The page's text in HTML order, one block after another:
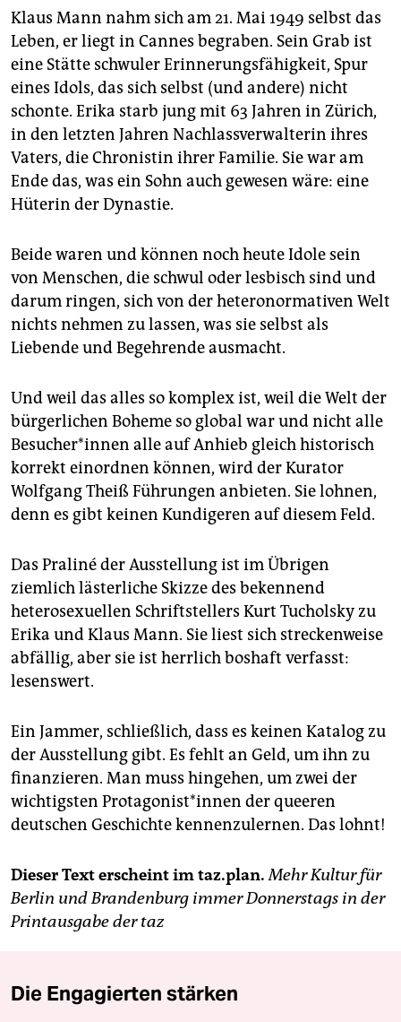
Klaus Mann nahm sich am 21. Mai 1949 selbst das
Leben, er liegt in Cannes begraben. Sein Grab ist
eine Stätte schwuler Erinnerungsfähigkeit, Spur
eines Idols, das sich selbst (und andere) nicht
schonte. Erika starb jung mit 63 Jahren in Zürich,
in den letzten Jahren Nachlassverwalterin ihres
Vaters, die Chronistin ihrer Familie. Sie war am
Ende das, was ein Sohn auch gewesen wäre: eine
Hüterin der Dynastie.
Beide waren und können noch heute Idole sein
von Menschen, die schwul oder lesbisch sind und
darum ringen, sich von der heteronormativen Welt
nichts nehmen zu lassen, was sie selbst als
Liebende und Begehrende ausmacht.
Und weil das alles so komplex ist, weil die Welt der
bürgerlichen Boheme so global war und nicht alle
Besucher*innen alle auf Anhieb gleich historisch
korrekt einordnen können, wird der Kurator
Wolfgang Theiß Führungen anbieten. Sie lohnen,
denn es gibt keinen Kundigeren auf diesem Feld.
Das Praliné der Ausstellung ist im Übrigen
ziemlich lästerliche Skizze des bekennend
heterosexuellen Schriftstellers Kurt Tucholsky zu
Erika und Klaus Mann. Sie liest sich streckenweise
abfällig, aber sie ist herrlich boshaft verfasst:
lesenswert.
Ein Jammer, schließlich, dass es keinen Katalog zu
der Ausstellung gibt. Es fehlt an Geld, um ihn zu
finanzieren. Man muss hingehen, um zwei der
wichtigsten Protagonist*innen der queeren
deutschen Geschichte kennenzulernen. Das lohnt!
Dieser Text erscheint im taz.plan. Mehr Kultur für
Berlin und Brandenburg immer Donnerstags in der
Printausgabe der taz
Die Engagierten stärken